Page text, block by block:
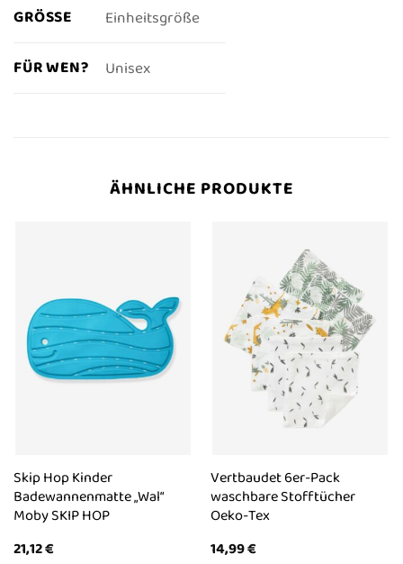
GRÖSSE Einheitsgröße
FÜR WEN? Unisex
ÄHNLICHE PRODUKTE
Skip Hop Kinder
Badewannenmatte „Wal“
Moby SKIP HOP
21,12€
Vertbaudet 6er-Pack
waschbare Stofftücher
Oeko-Tex
14,99€